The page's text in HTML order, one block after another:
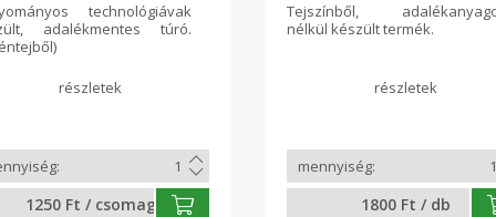
technológiávak
adalékmentes túró.
1250 Ft / csomag
Tejszínből,
nélkül készült termék.
1800 Ft / db